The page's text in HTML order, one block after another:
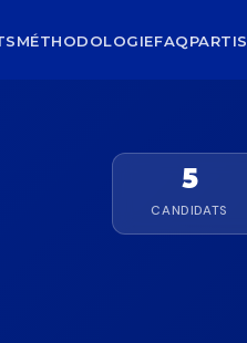
MÉTHODOLOGIEFAQPARTIS
5
CANDIDATS